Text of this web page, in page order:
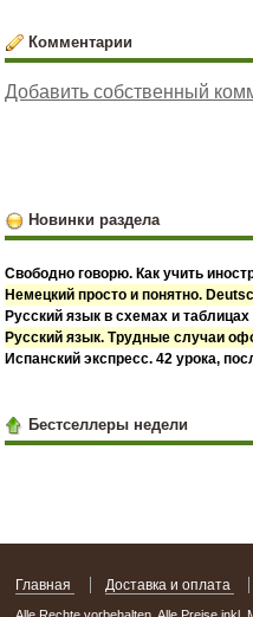
Комментарии
Добавить собственный
Новинки раздела
Свободно говорю. Как учить
Немецкий просто и понятно.
Русский язык в схемах и таблицах
Русский язык. Трудные случаи
Испанский экспресс. 42 урока,
Бестселлеры недели
Главная Доставка и оплата